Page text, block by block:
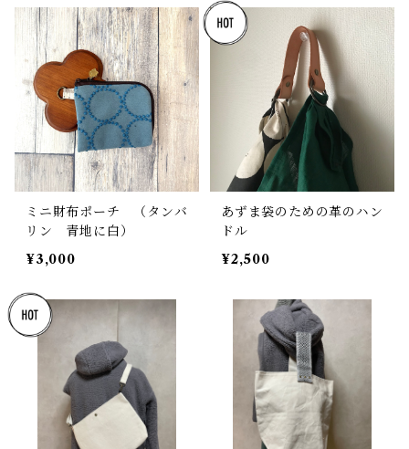
ミニ財布ポーチ （タンバ
リン 青地に白）
¥3,000
あずま袋のための革のハン
ドル
¥2,500